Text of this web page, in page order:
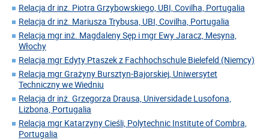
Relacja dr inz. Piotra Grzybowskiego, UBI, Covilha, Portugalia
Relacja dr inż. Mariusza Trybusa, UBI, Covilha, Portugalia
Relacja mgr inż. Magdaleny Sęp i mgr Ewy Jaracz, Mesyna,
Włochy
Relacja mgr Edyty Ptaszek z Fachhochschule Bielefeld (Niemcy)
Relacja mgr Grażyny Bursztyn-Bajorskiej, Uniwersytet
Techniczny we Wiedniu
Relacja dr inż. Grzegorza Drausa, Universidade Lusofona,
Lizbona, Portugalia
Relacja mgr Katarzyny Cieśli, Polytechnic Institute of Combra,
Portugalia